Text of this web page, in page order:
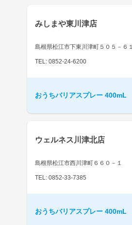
みしまや東川津店
島根県松江市下東川津町５０５－６１
TEL: 0852-24-6200
おうちバリアスプレー 400mL
ウェルネス川津北店
島根県松江市西川津町６６０－１
TEL: 0852-33-7385
おうちバリアスプレー 400mL